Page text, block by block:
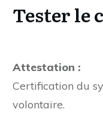
Tester le
Attestation :
Certification du
volontaire.